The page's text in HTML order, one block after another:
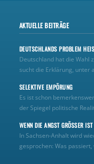
AKTUELLE BEITRÄGE
DEUTSCHLANDS PROBLEM
Deutschland hat die Wahl
sucht die Erklärung, unter
SELEKTIVE EMPÖRUNG
Es ist schon
der Spiegel politische
WENN DIE ANGST GRÖSSER
In Sachsen-Anhalt wird
gesprochen: Was